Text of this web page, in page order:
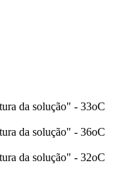
da solução" - 33oC
da solução" - 36oC
da solução" - 32oC